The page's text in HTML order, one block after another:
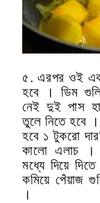
৫. এরপর ওই
হবে । ডিম
নেই দুই পাস
তুলে নিতে হবে
হবে ১ টুকরো
কালো এলাচ ।
মধ্যে দিয়ে
কমিয়ে পেঁয়াজ
।